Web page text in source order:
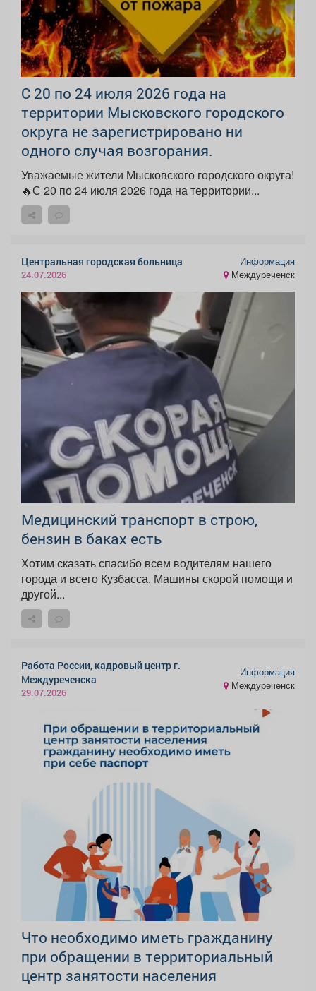
С 20 по 24 июля 2026 года на
территории Мысковского городского
округа не зарегистрировано ни
одного случая возгорания.
Уважаемые жители Мысковского городского округа!
🔥С 20 по 24 июля 2026 года на территории...
Центральная городская больница
24.07.2026
Информация
Междуреченск
Медицинский транспорт в строю,
бензин в баках есть
Хотим сказать спасибо всем водителям нашего
города и всего Кузбасса. Машины скорой помощи и
другой...
Работа России, кадровый центр г.
Междуреченска
29.07.2026
Информация
Междуреченск
Что необходимо иметь гражданину
при обращении в территориальный
центр занятости населения